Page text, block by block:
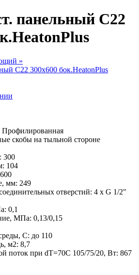
панельный С22
»
Профилированная
скобы на тыльной стороне
300
104
мм: 249
отверстий: 4 х G 1/2"
0,1
МПа: 0,13/0,15
С: до 110
м2: 8,7
поток при dT=70C 105/75/20, Вт: 867